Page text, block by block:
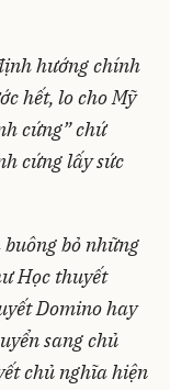
hướng chính
hết, lo cho Mỹ
cứng” chứ
cứng lấy sức
bỏ những
Học thuyết
Domino hay
sang chủ
chủ nghĩa hiện